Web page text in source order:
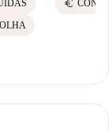
euro